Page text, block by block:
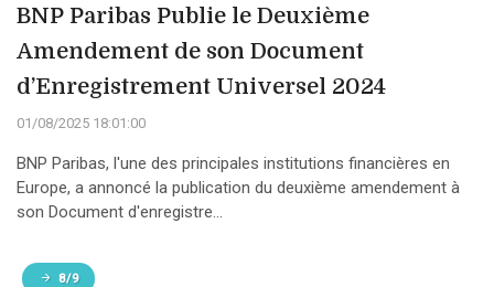
BNP Paribas Publie le Deuxième
Amendement de son Document
d’Enregistrement Universel 2024
01/08/2025 18:01:00
BNP Paribas, l'une des principales institutions financières en
Europe, a annoncé la publication du deuxième amendement à
son Document d'enregistre...
8/9